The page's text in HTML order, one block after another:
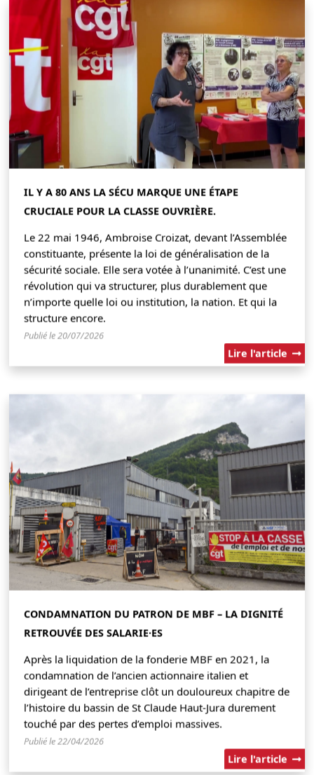
IL Y A 80 ANS LA SÉCU MARQUE UNE ÉTAPE
CRUCIALE POUR LA CLASSE OUVRIÈRE.
Le 22 mai 1946, Ambroise Croizat, devant l’Assemblée
constituante, présente la loi de généralisation de la
sécurité sociale. Elle sera votée à l’unanimité. C’est une
révolution qui va structurer, plus durablement que
n’importe quelle loi ou institution, la nation. Et qui la
structure encore.
Publié le 20/07/2026
Lire l'article
CONDAMNATION DU PATRON DE MBF – LA DIGNITÉ
RETROUVÉE DES SALARIE·ES
Après la liquidation de la fonderie MBF en 2021, la
condamnation de l’ancien actionnaire italien et
dirigeant de l’entreprise clôt un douloureux chapitre de
l’histoire du bassin de St Claude Haut-Jura durement
touché par des pertes d’emploi massives.
Publié le 22/04/2026
Lire l'article